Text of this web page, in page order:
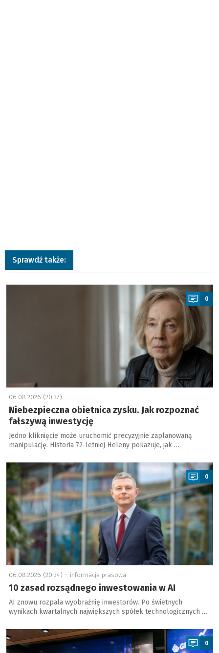
Sprawdź także:
a
0
06.08.2026 (20:37)
Niebezpieczna obietnica zysku. Jak rozpoznać
fałszywą inwestycję
Jedno kliknięcie może uruchomić precyzyjnie zaplanowaną
manipulację. Historia 72-letniej Heleny pokazuje, jak …
a
0
06.08.2026 (20:34) – informacja prasowa
10 zasad rozsądnego inwestowania w AI
AI znowu rozpala wyobraźnię inwestorów. Po świetnych
wynikach kwartalnych największych spółek technologicznych …
a
0